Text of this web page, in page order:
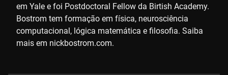
em Yale e foi Postdoctoral Fellow da Birtish Academy.
Bostrom tem formação em física, neurosciência
computacional, lógica matemática e filosofia. Saiba
mais em nickbostrom.com.